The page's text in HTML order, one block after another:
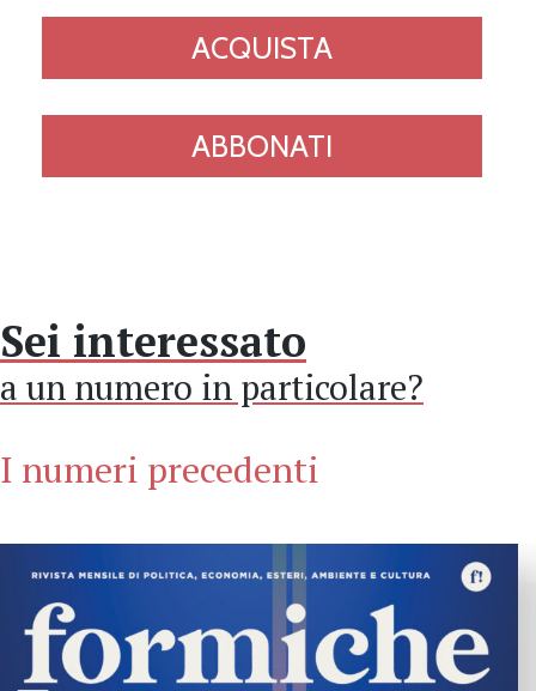
ACQUISTA
ABBONATI
Sei interessato
a un numero in particolare?
I numeri precedenti